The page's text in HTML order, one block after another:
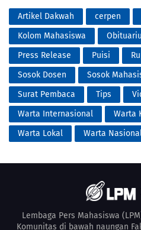
Artikel Dakwah cerpen
Kolom Mahasiswa
Press Release
Puisi
Sosok Dosen
Sosok
Surat Pembaca
Tips
Warta Internasional
Warta
Warta Lokal
Warta
Lembaga Pers Mahasiswa
Komunitas di bawah naungan